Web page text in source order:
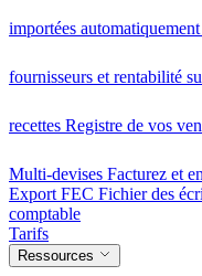
importées automatiquement
fournisseurs et rentabilité
recettes Registre de vos
Multi-devises Facturez et
Export FEC Fichier des
comptable
Tarifs
Ressources